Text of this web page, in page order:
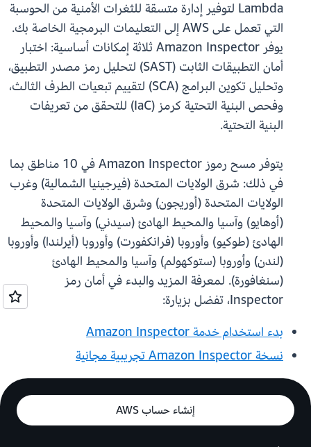
Lambda لتوفير إدارة متسقة للثغرات الأمنية من الحوسبة
التي تعمل على AWS إلى التعليمات البرمجية الخاصة بك.
يوفر Amazon Inspector ثلاثة إمكانات أساسية: اختبار
أمان التطبيقات الثابت (SAST) لتحليل رمز مصدر التطبيق،
وتحليل تكوين البرامج (SCA) لتقييم تبعيات الطرف الثالث،
وفحص البنية التحتية كرمز (IaC) للتحقق من تعريفات
البنية التحتية.
يتوفر مسح رموز Amazon Inspector في 10 مناطق بما
في ذلك: شرق الولايات المتحدة (فيرجينيا الشمالية) وغرب
الولايات المتحدة (أوريجون) وشرق الولايات المتحدة
(أوهايو) وآسيا والمحيط الهادئ (سيدني) وآسيا والمحيط
الهادئ (طوكيو) وأوروبا (فرانكفورت) وأوروبا (أيرلندا) وأوروبا
(لندن) وأوروبا (ستوكهولم) وآسيا والمحيط الهادئ
(سنغافورة). لمعرفة المزيد والبدء في أمان رمز
Inspector، تفضل بزيارة:
بدء استخدام خدمة Amazon Inspector
نسخة Amazon Inspector تجريبية مجانية
إنشاء حساب AWS